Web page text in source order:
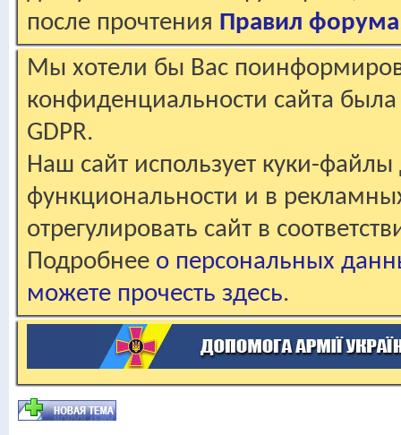
после прочтения Правил форума
Мы хотели бы Вас
конфиденциальности сайта
GDPR.
Наш сайт использует куки-файлы
функциональности и в
отрегулировать сайт в
Подробнее о персональных
можете прочесть здесь.